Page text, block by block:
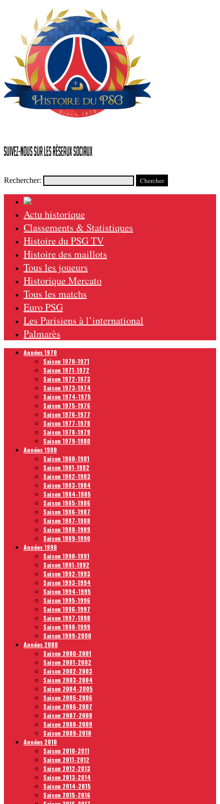
Rechercher:
Actu historique
Classements & Statistiques
Histoire du PSG TV
Histoire des maillots
Tous les joueurs
Historique Mercato
Tous les matchs
Euro PSG
Les Parisiens à l’international
Palmarès
Années 1970
Saison 1970-1971
Saison 1971-1972
Saison 1972-1973
Saison 1973-1974
Saison 1974-1975
Saison 1975-1976
Saison 1976-1977
Saison 1977-1978
Saison 1978-1979
Saison 1979-1980
Années 1980
Saison 1980-1981
Saison 1981-1982
Saison 1982-1983
Saison 1983-1984
Saison 1984-1985
Saison 1985-1986
Saison 1986-1987
Saison 1987-1988
Saison 1988-1989
Saison 1989-1990
Années 1990
Saison 1990-1991
Saison 1991-1992
Saison 1992-1993
Saison 1993-1994
Saison 1994-1995
Saison 1995-1996
Saison 1996-1997
Saison 1997-1998
Saison 1998-1999
Saison 1999-2000
Années 2000
Saison 2000-2001
Saison 2001-2002
Saison 2002-2003
Saison 2003-2004
Saison 2004-2005
Saison 2005-2006
Saison 2006-2007
Saison 2007-2008
Saison 2008-2009
Saison 2009-2010
Années 2010
Saison 2010-2011
Saison 2011-2012
Saison 2012-2013
Saison 2013-2014
Saison 2014-2015
Saison 2015-2016